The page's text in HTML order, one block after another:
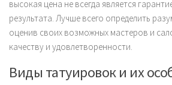
высокая цена не всегда является
результата. Лучше всего определить
оценив своих возможных мастеров и
качеству и удовлетворенности.
Виды татуировок и их